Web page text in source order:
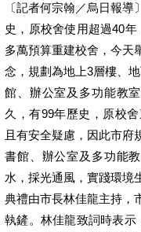
〔記者何宗翰／烏日報
史，原校舍使用超過40
多萬預算重建校舍，今天
念，規劃為地上3層樓、
館、辦公室及多功能教
久，有99年歷史，原校
且有安全疑慮，因此市府
書館、辦公室及多功能
水，採光通風，實踐環境
典禮由市長林佳龍主持，
執鏟。林佳龍致詞時表示